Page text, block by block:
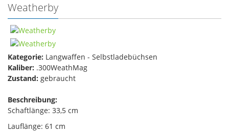
Weatherby
Kategorie: Langwaffen - Selbstladebüchsen
Kaliber: .300WeathMag
Zustand: gebraucht
Beschreibung:
Schaftlänge: 33,5 cm
Lauflänge: 61 cm